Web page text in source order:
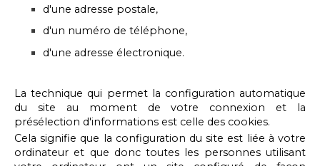
d'une adresse postale,
d'un numéro de téléphone,
d'une adresse électronique.
La technique qui permet la configuration automatique
du site au moment de votre connexion et la
présélection d'informations est celle des cookies.
Cela signifie que la configuration du site est liée à votre
ordinateur et que donc toutes les personnes utilisant